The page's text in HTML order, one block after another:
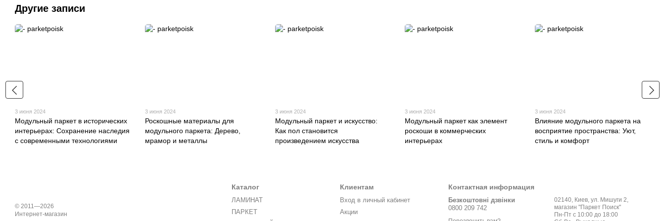
Другие записи
3 июня 2024
Модульный паркет в исторических
интерьерах: Сохранение наследия
с современными технологиями
3 июня 2024
Роскошные материалы для
модульного паркета: Дерево,
мрамор и металлы
3 июня 2024
Модульный паркет и искусство:
Как пол становится
произведением искусства
3 июня 2024
Модульный паркет как элемент
роскоши в коммерческих
интерьерах
3 июня 2024
Влияние модульного паркета на
восприятие пространства: Уют,
стиль и комфорт
© 2011—2026
Интернет-магазин
Каталог
ЛАМИНАТ
ПАРКЕТ
Клиентам
Вход в личный кабинет
Акции
Контактная информация
Безкоштовні дзвінки
0800 209 742
02140, Киев, ул. Мишуги 2,
магазин "Паркет Поиск"
Пн-Пт с 10:00 до 18:00